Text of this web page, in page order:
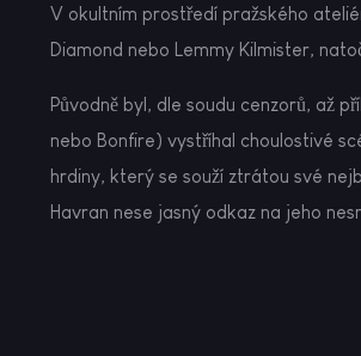
V okultním prostředí pražského
Diamond nebo Lemmy Kilmister,
Původně byl, dle soudu cenzorů, až
nebo Bonfire) vystříhal choulostivé
hrdiny, který se souží ztrátou své
Havran nese jasný odkaz na jeho